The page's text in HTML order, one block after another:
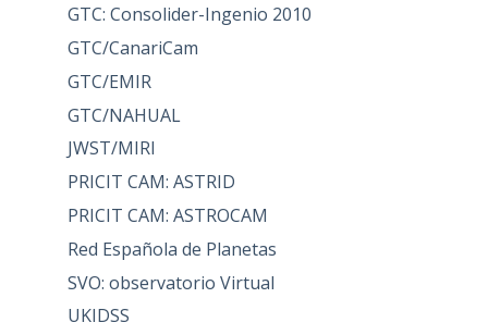
GTC: Consolider-Ingenio 2010
GTC/CanariCam
GTC/EMIR
GTC/NAHUAL
JWST/MIRI
PRICIT CAM: ASTRID
PRICIT CAM: ASTROCAM
Red Española de Planetas
SVO: observatorio Virtual
UKIDSS